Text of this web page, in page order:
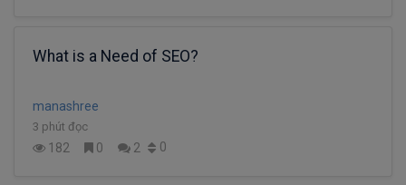
What is a Need of SEO?
manashree
3 phút đọc
182 0 2 0